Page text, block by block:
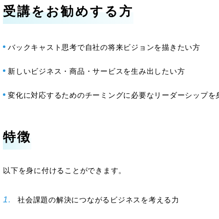
受講をお勧めする方
バックキャスト思考で自社の将来ビジョンを描きたい方
新しいビジネス・商品・サービスを生み出したい方
変化に対応するためのチーミングに必要なリーダーシップを
特徴
以下を身に付けることができます。
社会課題の解決につながるビジネスを考える力